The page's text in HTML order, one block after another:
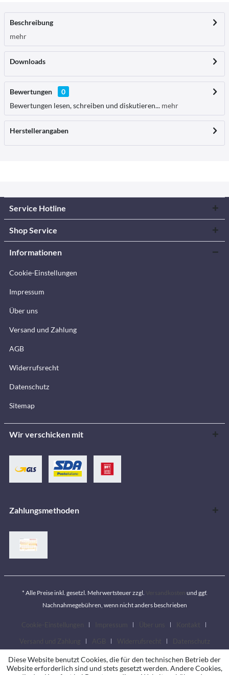
Beschreibung
mehr
Downloads
Bewertungen
0
Bewertungen lesen, schreiben und diskutieren... mehr
Herstellerangaben
Service Hotline
Shop Service
Informationen
Cookie-Einstellungen
Impressum
Über uns
Versand und Zahlung
AGB
Widerrufsrecht
Datenschutz
Sitemap
Wir verschicken mit
Zahlungsmethoden
* Alle Preise inkl. gesetzl. Mehrwertsteuer zzgl.
und ggf.
Nachnahmegebühren, wenn nicht anders beschrieben
Diese Website benutzt Cookies, die für den technischen Betrieb der
Website erforderlich sind und stets gesetzt werden. Andere Cookies,